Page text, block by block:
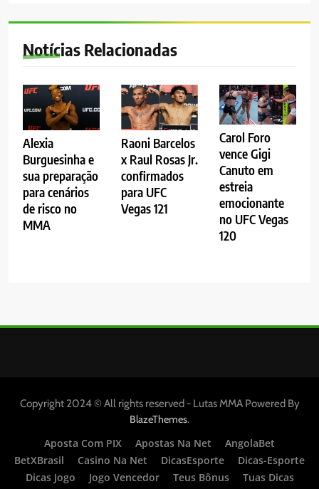
Notícias Relacionadas
Alexia
Burguesinha e
sua preparação
para cenários
de risco no
MMA
Raoni Barcelos
x Raul Rosas Jr.
confirmados
para UFC
Vegas 121
Carol Foro
vence Gigi
Canuto em
estreia
emocionante
no UFC Vegas
120
Copyright 2024 © All rights reserved - Lutas MMA Powered By
BlazeThemes.
Aposta Com PIX
Apostas Na Net
AngolaBet
BetXBrasil
Casino Na Net DicasEsporte
Dicas-Esporte
Dicas Jogo
Jogo Vencedor Teus Bônus
Tuas Dicas